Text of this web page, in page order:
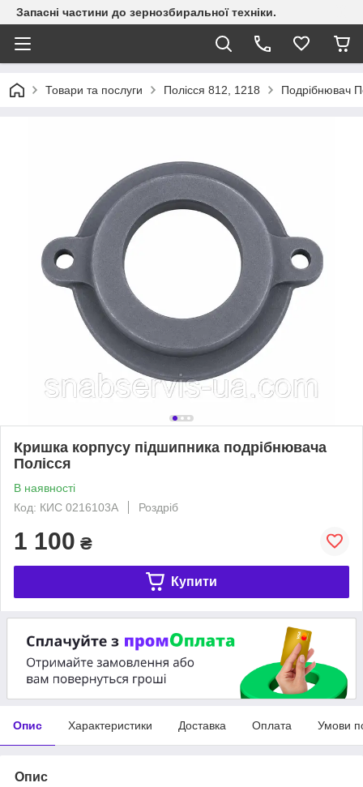
Запасні частини до зернозбиральної техніки.
Товари та послуги Полісся 812, 1218 Подрібнювач
Кришка корпусу підшипника подрібнювача
Полісся
В наявності
Код: КИС 0216103А
Роздріб
1 100 ₴
Купити
Опис Характеристики Доставка Оплата Умови
Опис